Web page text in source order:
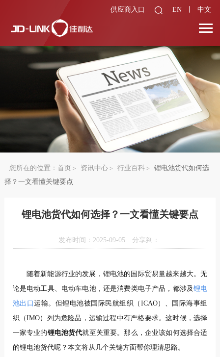
供应商入口 EN 中文
您所在的位置： 首页 资讯中心 行业百科
锂电池货代如何选
择？一文看懂关键要点
锂电池货代如何选择？一文看懂关键要点
发布时间：2025-09-05 分享到：
随着新能源行业的发展，锂电池的国际贸易量越来越大。无
论是电动工具、电动车电池，还是消费类电子产品，都涉及锂电
池出口运输。但锂电池被国际民航组织（ICAO）、国际海事组
织（IMO）列为危险品，运输过程中有严格要求。这时候，选择
一家专业的锂电池货代就至关重要。那么，企业该如何选择合适
的锂电池货代呢？本文将从几个关键方面帮你理清思路。